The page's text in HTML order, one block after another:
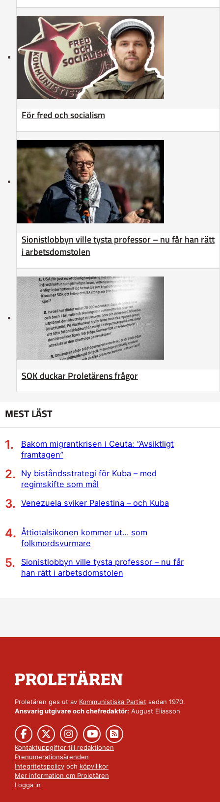
För fred och socialism
Sionistlobbyn ville tysta professor – nu får han rätt
i arbetsdomstolen
SOK duckar Proletärens frågor
MEST LÄST
Bakom migrantkrisen i Ceuta: ”Avsiktligt
framtagen”
Ny biståndsstrategi för Kuba – med
regimskifte som mål
Venezuela sviker Palestina – och Kuba
Åttiotalsikonen kommer ut… som
folkmordsvurmare
Sionistlobbyn ville tysta professor – nu får
han rätt i arbetsdomstolen
Proletären ges ut av Kommunistiska Partiet sedan 1970.
Ansvarig utgivare och chefredaktör: August Eliasson
Kontaktuppgifter till redaktionen
Prenumerationsärenden
Integritetspolicy och köpvillkor
Mer information om Proletären
Logga in